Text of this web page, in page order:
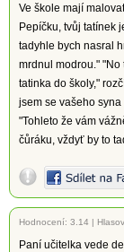
Ve škole mají
Pepíčku, tvůj tatínek
tadyhle bych nasral
mrdnul modrou." "No
tatinka do školy,"
jsem se vašeho
"Tohleto že vám
čůráku, vždyť by to
Hodnocení: 3.14 |
Paní učitelka vede